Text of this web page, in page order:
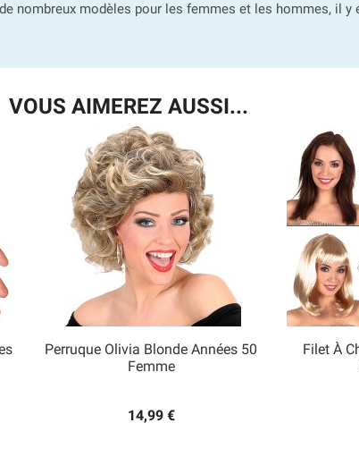
nombreux modèles pour les femmes et les hommes, il
VOUS AIMEREZ AUSSI...
Perruque Olivia Blonde Années 50
Femme
14,99 €
Aperçu rapide
Filet À